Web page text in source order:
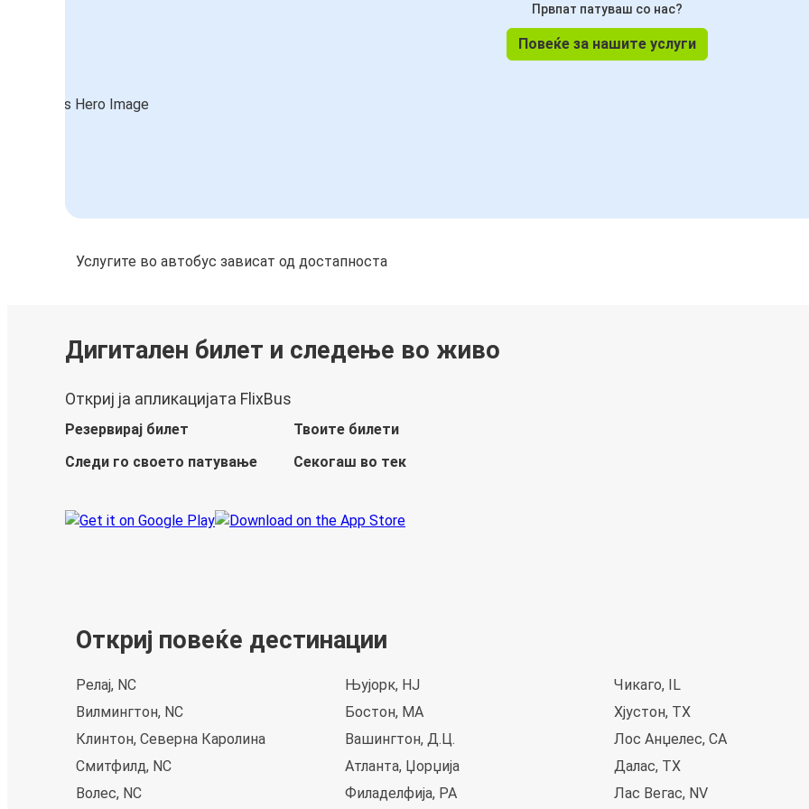
Првпат патуваш со нас?
Повеќе за нашите услуги
Услугите во автобус зависат од достапноста
Дигитален билет и следење во живо
Откриј ја апликацијата FlixBus
Резервирај билет
Твоите билети
Следи го своето патување
Секогаш во тек
Откриј повеќе дестинации
Релај, NC
Вилмингтон, NC
Клинтон, Северна Каролина
Смитфилд, NC
Волес, NC
Њујорк, НЈ
Бостон, MA
Вашингтон, Д.Ц.
Атланта, Џорџија
Филаделфија, PA
Чикаго, IL
Хјустон, TX
Лос Анџелес, CA
Далас, TX
Лас Вегас, NV